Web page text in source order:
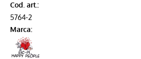
Cod. art.:
5764-2
Marca: